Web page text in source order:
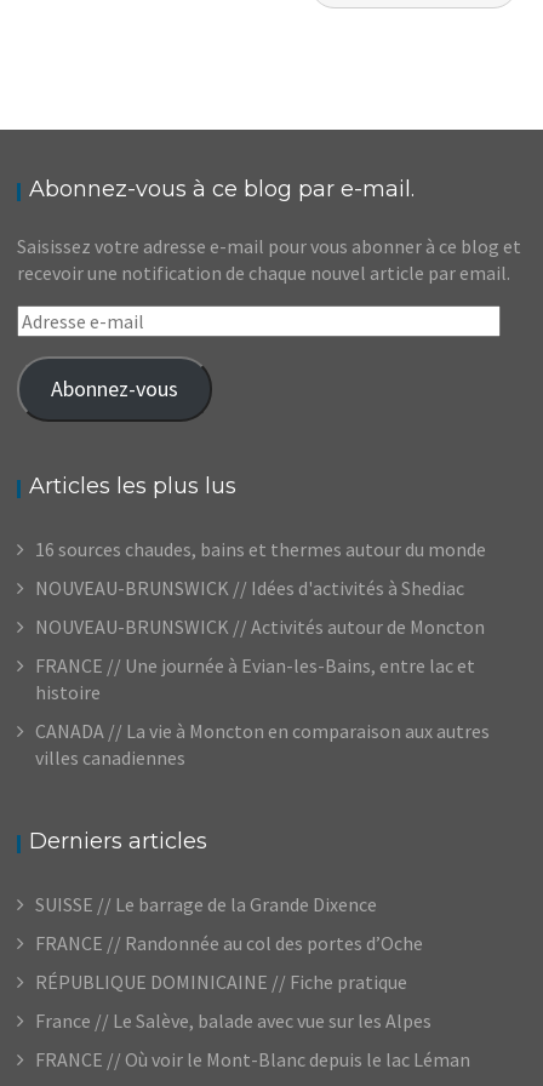
Abonnez-vous à ce blog par e-mail.
Saisissez votre adresse e-mail pour vous abonner à ce blog et
recevoir une notification de chaque nouvel article par email.
Adresse
e-
mail
Abonnez-vous
Articles les plus lus
16 sources chaudes, bains et thermes autour du monde
NOUVEAU-BRUNSWICK // Idées d'activités à Shediac
NOUVEAU-BRUNSWICK // Activités autour de Moncton
FRANCE // Une journée à Evian-les-Bains, entre lac et
histoire
CANADA // La vie à Moncton en comparaison aux autres
villes canadiennes
Derniers articles
SUISSE // Le barrage de la Grande Dixence
FRANCE // Randonnée au col des portes d’Oche
RÉPUBLIQUE DOMINICAINE // Fiche pratique
France // Le Salève, balade avec vue sur les Alpes
FRANCE // Où voir le Mont-Blanc depuis le lac Léman